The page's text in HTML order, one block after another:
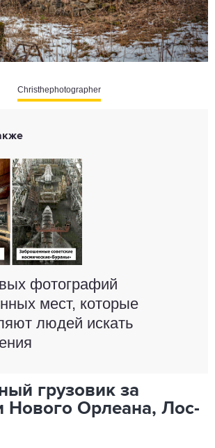
Christhephotographer
фотографий
мест, которые
людей искать
грузовик за
Нового Орлеана, Лос-